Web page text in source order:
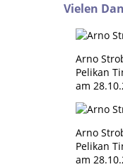
Vielen
Arno
Pelikan
am
Arno
Pelikan
am